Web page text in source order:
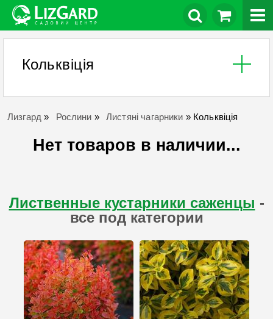
Кольквіція
Лизгард » Рослини » Листяні чагарники » Кольквіція
Нет товаров в наличии...
Лиственные кустарники саженцы -
все под категории